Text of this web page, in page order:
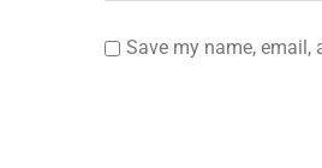
Save my name, email,